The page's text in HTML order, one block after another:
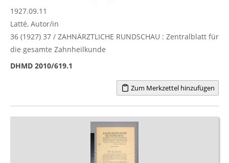
1927.09.11
Latté, Autor/in
36 (1927) 37 / ZAHNÄRZTLICHE RUNDSCHAU : Zentralblatt für
die gesamte Zahnheilkunde
DHMD 2010/619.1
Zum Merkzettel hinzufügen